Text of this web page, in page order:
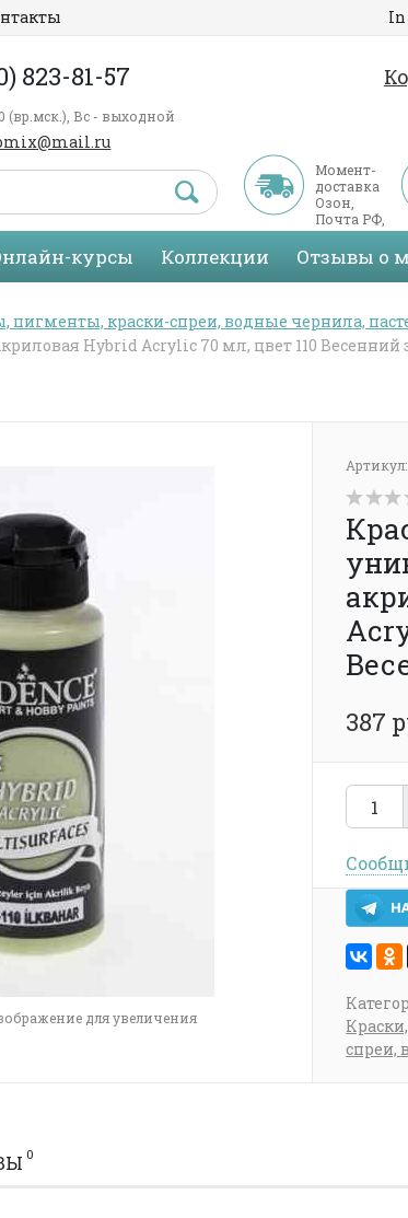
823-81-57
(вр.мск.), Вс - выходной
Момент-
доставка
Озон,
Почта РФ,
СДЭК
курсы Коллекции Отзывы о
пигменты, краски-спреи, водные чернила,
Hybrid Acrylic 70 мл, цвет 110 Весенний
для увеличения
Артикул:
387
спреи,
0